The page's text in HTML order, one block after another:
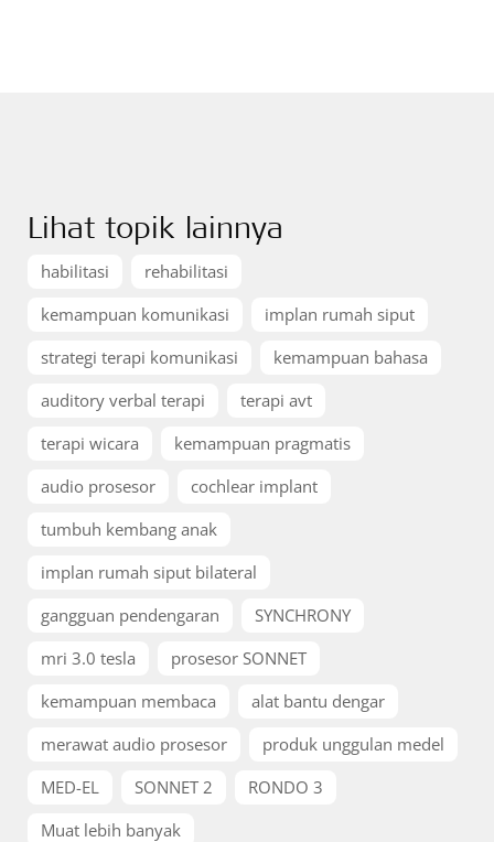
Lihat topik lainnya
habilitasi
rehabilitasi
kemampuan komunikasi
implan rumah siput
strategi terapi komunikasi
kemampuan bahasa
auditory verbal terapi
terapi avt
terapi wicara
kemampuan pragmatis
audio prosesor
cochlear implant
tumbuh kembang anak
implan rumah siput bilateral
gangguan pendengaran
SYNCHRONY
mri 3.0 tesla
prosesor SONNET
kemampuan membaca
alat bantu dengar
merawat audio prosesor
produk unggulan medel
MED-EL
SONNET 2
RONDO 3
Muat lebih banyak